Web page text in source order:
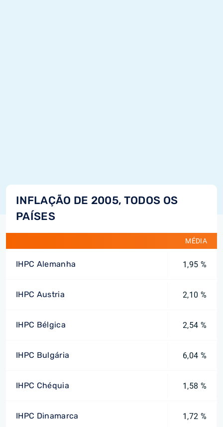
INFLAÇÃO DE 2005, TODOS OS
PAÍSES
MÉDIA
IHPC Alemanha 1,95 %
IHPC Austria 2,10 %
IHPC Bélgica 2,54 %
IHPC Bulgária 6,04 %
IHPC Chéquia 1,58 %
IHPC Dinamarca 1,72 %